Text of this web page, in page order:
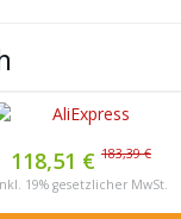
118,51 € 183,39 €
19% gesetzlicher MwSt.